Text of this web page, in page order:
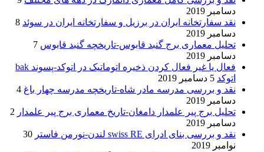
دسامبر 2019
نقد سفارتخانه ایران در برزیل و سفارتخانه ایران در سوئد 8
دسامبر 2019
تحلیل معماری برج گنبد قابوس-تاریخچه گنبد قابوس 7
دسامبر 2019
فعال یا غیر فعال کردن ذخیره اتوماتیک در اتوکد-پسوند bak
اتوکد 5 دسامبر 2019
نقد و بررسی مدرسه مادر شاه-تاریخچه مدرسه چهار باغ 4
دسامبر 2019
تحلیل برج پیر علمدار دامغان-تاریخ معماری برج پیر علمدار 2
دسامبر 2019
نقد و بررسی بنای ادرای swiss RE لندن-نورمن فاستر
30
نوامبر 2019